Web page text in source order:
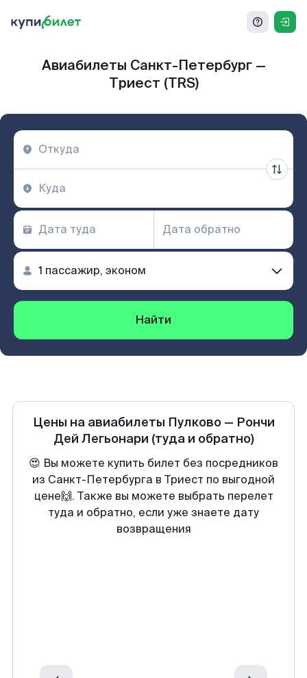
Авиабилеты Санкт-Петербург —
Триест (TRS)
Найти
Цены на авиабилеты Пулково— Рончи
Дей Легьонари (туда и обратно)
😍 Вы можете купить билет без посредников
из Санкт-Петербурга в Триест по выгодной
цене🙌. Также вы можете выбрать перелет
туда и обратно, если уже знаете дату
возвращения